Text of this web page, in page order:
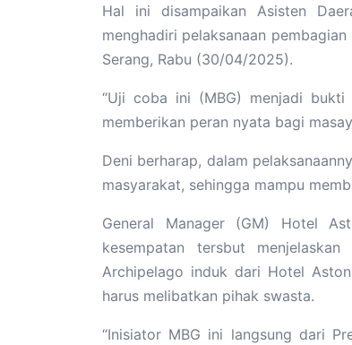
Hal ini disampaikan Asisten
menghadiri pelaksanaan
Serang, Rabu (30/04/2025).
“Uji coba ini (MBG) menjadi
memberikan peran nyata bagi
Deni berharap, dalam
masyarakat, sehingga mampu
General Manager (GM) Hotel
kesempatan tersbut
Archipelago induk dari Hotel
harus melibatkan pihak swasta.
“Inisiator MBG ini langsung dari